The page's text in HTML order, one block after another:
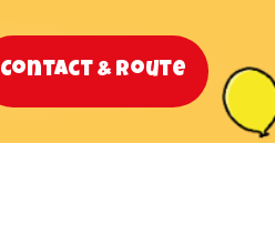
Contact & Route